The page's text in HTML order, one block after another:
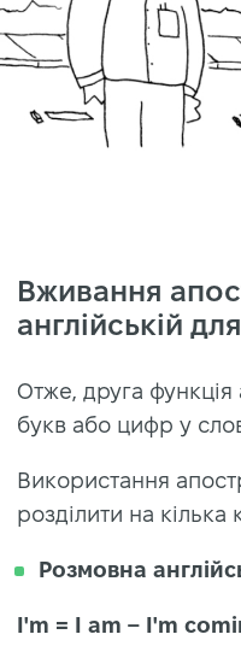
Вживання
англійській
Отже, друга
букв або цифр у
Використання
розділити на кілька
Розмовна
I'm = I am – I'm